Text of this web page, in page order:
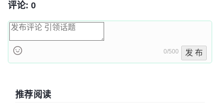
评论: 0
0/500 发 布
推荐阅读